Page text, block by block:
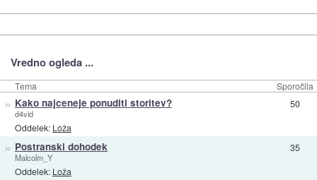
Vredno ogleda ...
Tema Sporočila
» Kako najceneje ponuditi storitev?
d4vid
Oddelek: Loža
50
» Postranski dohodek
Malcolm_Y
Oddelek: Loža
35